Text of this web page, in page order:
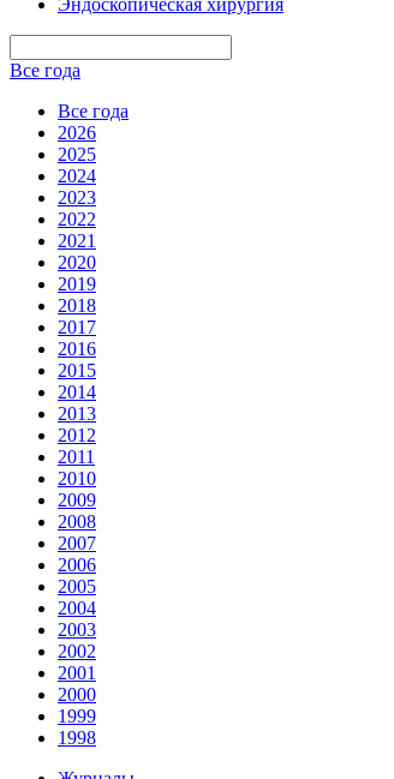
Эндоскопическая хирургия
Все года
Все года
2026
2025
2024
2023
2022
2021
2020
2019
2018
2017
2016
2015
2014
2013
2012
2011
2010
2009
2008
2007
2006
2005
2004
2003
2002
2001
2000
1999
1998